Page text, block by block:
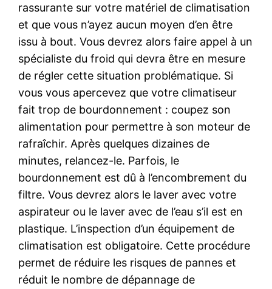
rassurante sur votre matériel de climatisation
et que vous n’ayez aucun moyen d’en être
issu à bout. Vous devrez alors faire appel à un
spécialiste du froid qui devra être en mesure
de régler cette situation problématique. Si
vous vous apercevez que votre climatiseur
fait trop de bourdonnement : coupez son
alimentation pour permettre à son moteur de
rafraîchir. Après quelques dizaines de
minutes, relancez-le. Parfois, le
bourdonnement est dû à l’encombrement du
filtre. Vous devrez alors le laver avec votre
aspirateur ou le laver avec de l’eau s’il est en
plastique. L’inspection d’un équipement de
climatisation est obligatoire. Cette procédure
permet de réduire les risques de pannes et
réduit le nombre de dépannage de